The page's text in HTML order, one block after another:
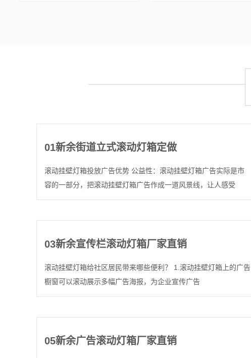
01新余街道立式滚动灯箱定做
滚动挂壁灯箱投放广告优势 公益性：滚动挂壁灯箱广告实际是市
容的一部分，把滚动挂壁灯箱广告作成一道风景线，让人感受
03新余宣传栏滚动灯箱厂家直销
滚动挂壁灯箱给社区居民带来哪些便利？ 1.滚动挂壁灯箱上的广告
橱窗可以滚动展示多幅广告海报，为企业宣传广告
05新余广告滚动灯箱厂家直销